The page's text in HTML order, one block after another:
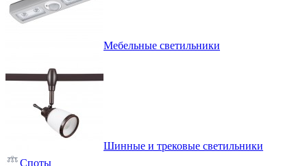
Мебельные светильники
Шинные и трековые светильники
Споты